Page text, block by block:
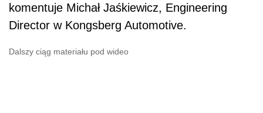
komentuje Michał Jaśkiewicz, Engineering
Director w Kongsberg Automotive.
Dalszy ciąg materiału pod wideo